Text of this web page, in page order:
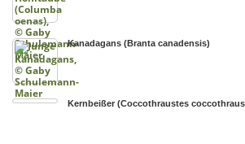
Kanadagans (Branta canadensis)
Kernbeißer (Coccothraustes